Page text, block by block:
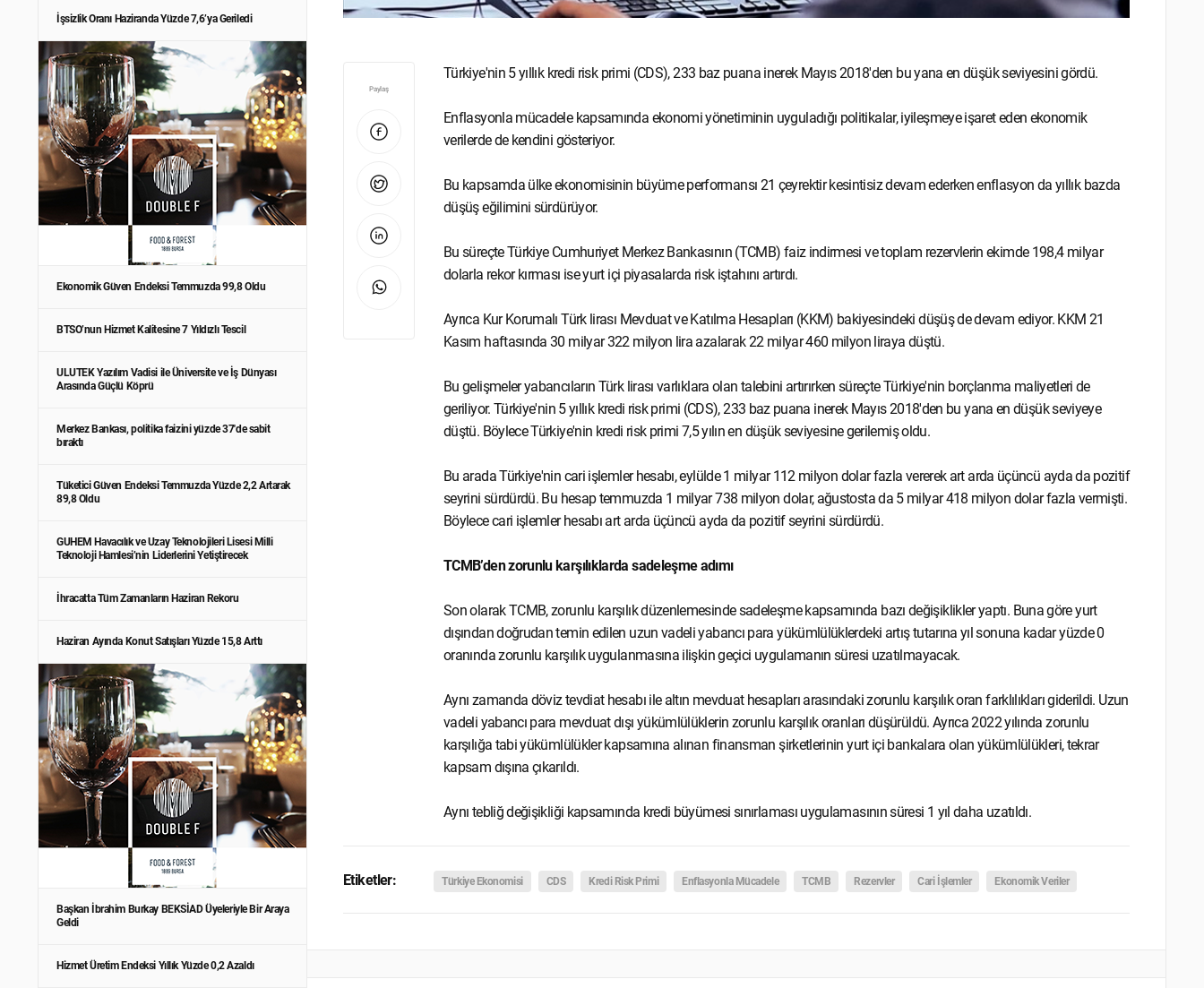
İşsizlik Oranı Haziranda Yüzde 7,6’ya Geriledi
Ekonomik Güven Endeksi Temmuzda 99,8 Oldu
BTSO’nun Hizmet Kalitesine 7 Yıldızlı Tescil
ULUTEK Yazılım Vadisi ile Üniversite ve İş Dünyası
Arasında Güçlü Köprü
Merkez Bankası, politika faizini yüzde 37'de sabit
bıraktı
Tüketici Güven Endeksi Temmuzda Yüzde 2,2 Artarak
89,8 Oldu
GUHEM Havacılık ve Uzay Teknolojileri Lisesi Milli
Teknoloji Hamlesi’nin Liderlerini Yetiştirecek
İhracatta Tüm Zamanların Haziran Rekoru
Haziran Ayında Konut Satışları Yüzde 15,8 Arttı
Başkan İbrahim Burkay BEKSİAD Üyeleriyle Bir Araya
Geldi
Hizmet Üretim Endeksi Yıllık Yüzde 0,2 Azaldı
Paylaş
Türkiye'nin 5 yıllık kredi risk primi (CDS), 233 baz puana inerek Mayıs 2018'den bu yana en düşük seviyesini gördü.
Enflasyonla mücadele kapsamında ekonomi yönetiminin uyguladığı politikalar, iyileşmeye işaret eden ekonomik
verilerde de kendini gösteriyor.
Bu kapsamda ülke ekonomisinin büyüme performansı 21 çeyrektir kesintisiz devam ederken enflasyon da yıllık bazda
düşüş eğilimini sürdürüyor.
Bu süreçte Türkiye Cumhuriyet Merkez Bankasının (TCMB) faiz indirmesi ve toplam rezervlerin ekimde 198,4 milyar
dolarla rekor kırması ise yurt içi piyasalarda risk iştahını artırdı.
Ayrıca Kur Korumalı Türk lirası Mevduat ve Katılma Hesapları (KKM) bakiyesindeki düşüş de devam ediyor. KKM 21
Kasım haftasında 30 milyar 322 milyon lira azalarak 22 milyar 460 milyon liraya düştü.
Bu gelişmeler yabancıların Türk lirası varlıklara olan talebini artırırken süreçte Türkiye'nin borçlanma maliyetleri de
geriliyor. Türkiye'nin 5 yıllık kredi risk primi (CDS), 233 baz puana inerek Mayıs 2018'den bu yana en düşük seviyeye
düştü. Böylece Türkiye'nin kredi risk primi 7,5 yılın en düşük seviyesine gerilemiş oldu.
Bu arada Türkiye'nin cari işlemler hesabı, eylülde 1 milyar 112 milyon dolar fazla vererek art arda üçüncü ayda da pozitif
seyrini sürdürdü. Bu hesap temmuzda 1 milyar 738 milyon dolar, ağustosta da 5 milyar 418 milyon dolar fazla vermişti.
Böylece cari işlemler hesabı art arda üçüncü ayda da pozitif seyrini sürdürdü.
TCMB’den zorunlu karşılıklarda sadeleşme adımı
Son olarak TCMB, zorunlu karşılık düzenlemesinde sadeleşme kapsamında bazı değişiklikler yaptı. Buna göre yurt
dışından doğrudan temin edilen uzun vadeli yabancı para yükümlülüklerdeki artış tutarına yıl sonuna kadar yüzde 0
oranında zorunlu karşılık uygulanmasına ilişkin geçici uygulamanın süresi uzatılmayacak.
Aynı zamanda döviz tevdiat hesabı ile altın mevduat hesapları arasındaki zorunlu karşılık oran farklılıkları giderildi. Uzun
vadeli yabancı para mevduat dışı yükümlülüklerin zorunlu karşılık oranları düşürüldü. Ayrıca 2022 yılında zorunlu
karşılığa tabi yükümlülükler kapsamına alınan finansman şirketlerinin yurt içi bankalara olan yükümlülükleri, tekrar
kapsam dışına çıkarıldı.
Aynı tebliğ değişikliği kapsamında kredi büyümesi sınırlaması uygulamasının süresi 1 yıl daha uzatıldı.
Etiketler: Türkiye Ekonomisi CDS Kredi Risk Primi Enflasyonla Mücadele TCMB Rezervler Cari İşlemler Ekonomik Veriler